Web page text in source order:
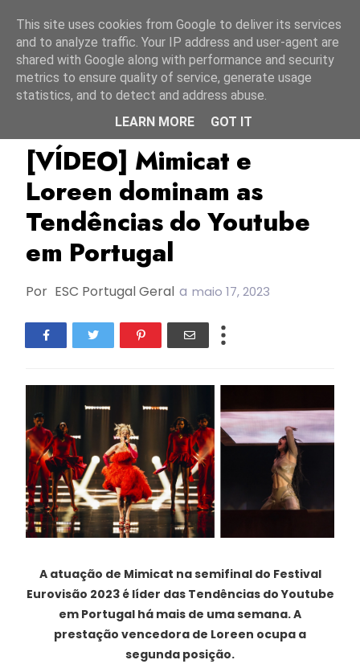
Loreen Mimicat
[VÍDEO] Mimicat e
Loreen dominam as
Tendências do Youtube
em Portugal
Por ESC Portugal Geral a maio 17, 2023
A atuação de Mimicat na semifinal do Festival
Eurovisão 2023 é líder das Tendências do Youtube
em Portugal há mais de uma semana. A
prestação vencedora de Loreen ocupa a
segunda posição.
This site uses cookies from Google to deliver its services
and to analyze traffic. Your IP address and user-agent are
shared with Google along with performance and security
metrics to ensure quality of service, generate usage
statistics, and to detect and address abuse.
LEARN MORE
GOT IT